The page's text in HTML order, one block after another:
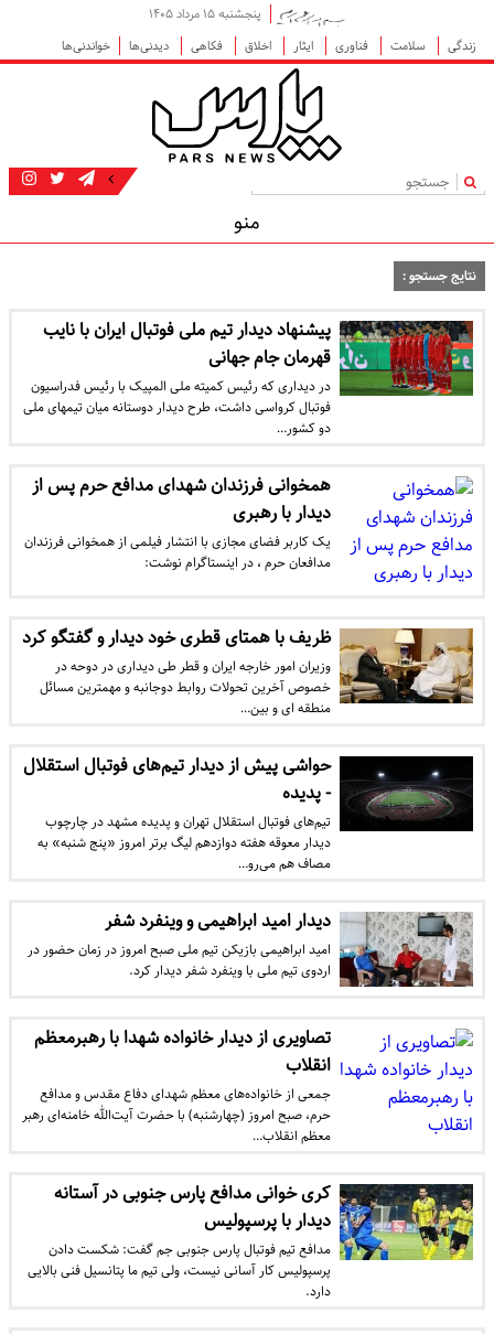
پنجشنبه ۱۵ مرداد ۱۴۰۵
زندگی
سلامت فناوری ایثار اخلاق فکاهی دیدنی‌ها خواندنی‌ها
|
منو
نتایج جستجو :
پیشنهاد دیدار تیم ملی فوتبال ایران با نایب
قهرمان جام جهانی
در دیداری که رئیس کمیته ملی المپیک با رئیس فدراسیون
فوتبال کرواسی داشت، طرح دیدار دوستانه میان تیم‎های ملی
دو کشور…
همخوانی فرزندان شهدای مدافع حرم پس از
دیدار با رهبری
یک کاربر فضای مجازی با انتشار فیلمی از همخوانی فرزندان
مدافعان حرم ، در اینستاگرام نوشت:
ظریف با همتای قطری خود دیدار و گفتگو کرد
وزیران امور خارجه ایران و قطر طی دیداری در دوحه در
خصوص آخرین تحولات روابط دوجانبه و مهمترین مسائل
منطقه ای و بین…
حواشی پیش از دیدار تیم‌های فوتبال استقلال
- پدیده
تیم‌های فوتبال استقلال تهران و پدیده مشهد در چارچوب
دیدار معوقه هفته دوازدهم لیگ برتر امروز «پنج شنبه» به
مصاف هم می‌رو…
دیدار امید ابراهیمی و وینفرد شفر
امید ابراهیمی بازیکن تیم ملی صبح امروز در زمان حضور در
اردوی تیم ملی با وینفرد شفر دیدار کرد.
تصاویری از دیدار خانواده‌ شهدا با رهبرمعظم
انقلاب
جمعی از خانواده‌های معظم شهدای دفاع مقدس و مدافع
حرم، صبح امروز (چهارشنبه) با حضرت آیت‌الله خامنه‌ای رهبر
معظم انقلاب…
کری خوانی مدافع پارس جنوبی در آستانه
دیدار با پرسپولیس
مدافع تیم فوتبال پارس جنوبی جم گفت: شکست دادن
پرسپولیس کار آسانی نیست، ولی تیم ما پتانسیل فنی بالایی
دارد.